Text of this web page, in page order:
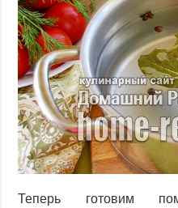
Теперь готовим